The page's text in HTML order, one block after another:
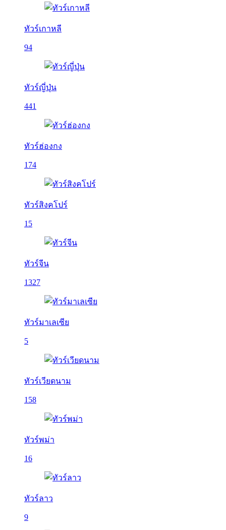
ทัวร์เกาหลี
94
ทัวร์ญี่ปุ่น
441
ทัวร์ฮ่องกง
174
ทัวร์สิงคโปร์
15
ทัวร์จีน
1327
ทัวร์มาเลเซีย
5
ทัวร์เวียดนาม
158
ทัวร์พม่า
16
ทัวร์ลาว
9